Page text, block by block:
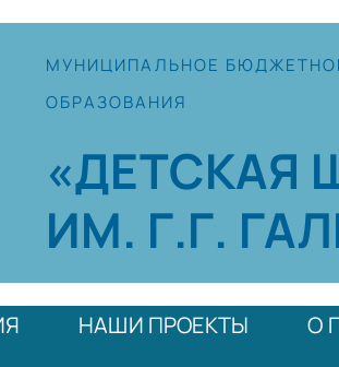
МУНИЦИПАЛЬНОЕ
ОБРАЗОВАНИЯ
«ДЕТСКАЯ
ИМ. Г.Г.
НАШИ ПРОЕКТЫ О